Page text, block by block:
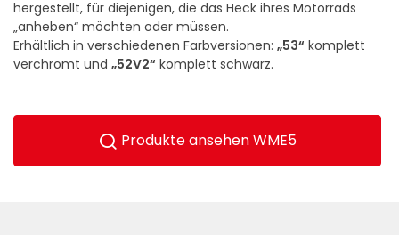
hergestellt, für diejenigen, die das Heck ihres Motorrads
„anheben“ möchten oder müssen.
Erhältlich in verschiedenen Farbversionen: „53“ komplett
verchromt und „52V2“ komplett schwarz.
Produkte ansehen WME5